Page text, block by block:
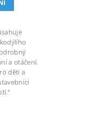
a otáčení.
děti a